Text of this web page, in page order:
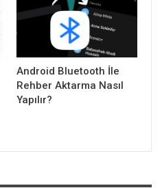
Android Bluetooth İle
Rehber Aktarma Nasıl
Yapılır?